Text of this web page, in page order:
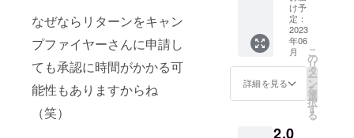
なぜならリターンをキャン
プファイヤーさんに申請し
ても承認に時間がかかる可
能性もありますからね
（笑）
に一杯
奢れる
権は、
スナッ
クあー
ちゃん
で、お
酒を奢
れる券
スナッ
け予
定：
2023
年06
月
詳細を見る
こ
の
リ
タ
ー
ン
を
選
択
す
る
2,0